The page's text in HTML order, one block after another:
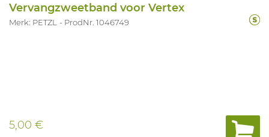
Vervangzweetband voor Vertex
Merk: PETZL ProdNr. 1046749
5,00 €